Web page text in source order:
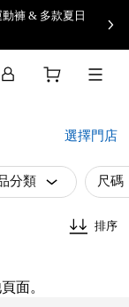
褲 & 多款夏日
選擇門店
分類 尺碼
排序
面。